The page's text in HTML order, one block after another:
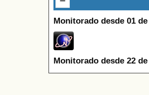
Monitorado desde 01
Monitorado desde 22